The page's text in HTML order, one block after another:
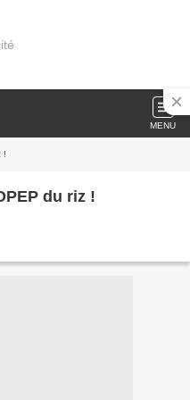
MENU
!
du riz !